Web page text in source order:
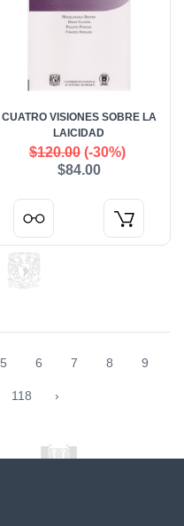
CUATRO VISIONES SOBRE LA
LAICIDAD
$120.00(-30%)
$84.00
5 6 7 8 9
118 ›